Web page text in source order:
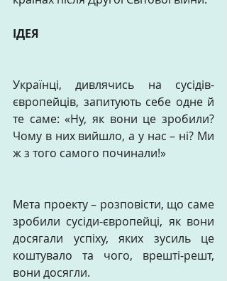
ІДЕЯ
Українці, дивлячись на сусідів-
європейців, запитують себе одне й
те саме: «Ну, як вони це зробили?
Чому в них вийшло, а у нас – ні? Ми
ж з того самого починали!»
Мета проекту – розповісти, що саме
зробили сусіди-європейці, як вони
досягали успіху, яких зусиль це
коштувало та чого, врешті-решт,
вони досягли.